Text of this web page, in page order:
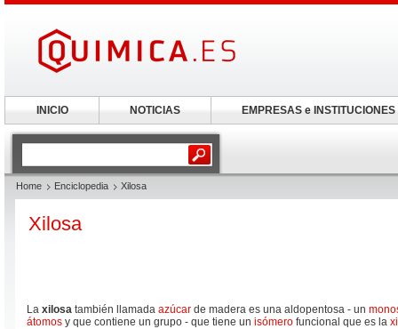
Home Enciclopedia Xilosa
Xilosa
La xilosa también llamada azúcar de madera es una aldopentosa - un
átomos y que contiene un grupo - que tiene un isómero funcional que es la
INICIO NOTICIAS EMPRESAS e INSTITUCIONES